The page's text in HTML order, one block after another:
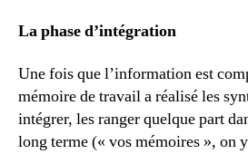
La phase d’intégration
Une fois que l’information est
mémoire de travail a réalisé les
intégrer, les ranger quelque part
long terme (« vos mémoires », on